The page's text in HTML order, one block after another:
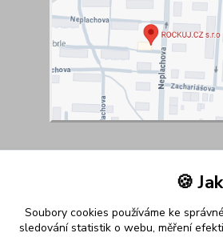
🍪
Soubory cookies používáme ke
sledování statistik o webu, měření